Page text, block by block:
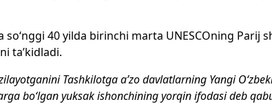
40 yilda birinchi marta UNESCOning Parij
ta’kidladi.
Tashkilotga a’zo davlatlarning Yangi
bo‘lgan yuksak ishonchining yorqin ifodasi deb